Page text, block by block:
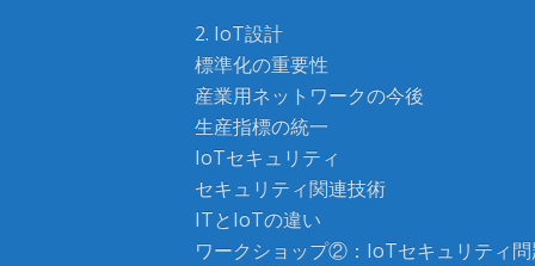
2. IoT設計
標準化の重要性
産業用ネットワークの今後
生産指標の統一
IoTセキュリティ
セキュリティ関連技術
ITとIoTの違い
ワークショップ②：IoTセキュリティ